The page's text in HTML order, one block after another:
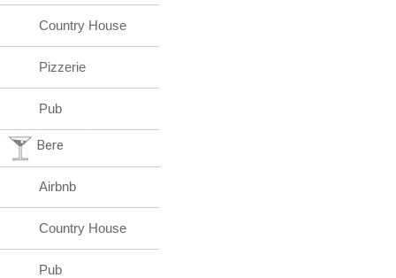
Country House
Pizzerie
Pub
Bere
Airbnb
Country House
Pub